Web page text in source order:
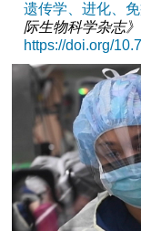
遗传学、进化、
际生物科学杂志》
https://doi.org/